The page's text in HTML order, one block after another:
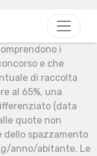
i
e che
di raccolta
al 65%, una
(data
quote non
spazzamento
anno/abitante. Le